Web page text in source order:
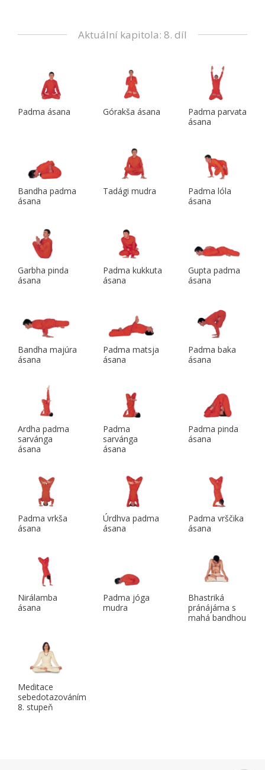
Aktuální kapitola: 8. díl
Padma ásana Górakša ásana
Padma parvata
ásana
Bandha padma
ásana
Tadági mudra
Padma lóla
ásana
Garbha pinda
ásana
Padma kukkuta
ásana
Gupta padma
ásana
Bandha majúra
ásana
Padma matsja
ásana
Padma baka
ásana
Ardha padma
sarvánga
ásana
Padma
sarvánga
ásana
Padma pinda
ásana
Padma vrkša
ásana
Úrdhva padma
ásana
Padma vrščika
ásana
Nirálamba
ásana
Padma jóga
mudra
Bhastriká
pránájáma s
mahá bandhou
Meditace
sebedotazováním
8. stupeň